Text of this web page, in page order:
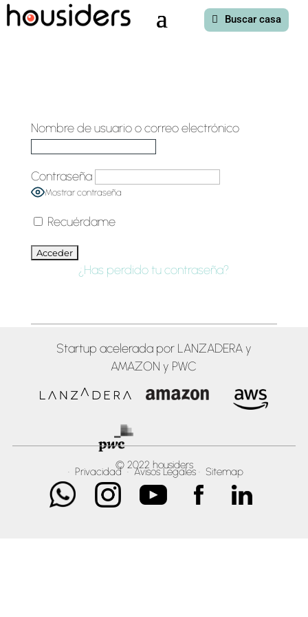
Buscar casa
Nombre de usuario o correo electrónico
Contraseña
Mostrar contraseña
Recuérdame
¿Has perdido tu contraseña?
Startup acelerada por LANZADERA y
AMAZON y PWC
© 2022 housiders
· Privacidad·Avisos Legales· Sitemap